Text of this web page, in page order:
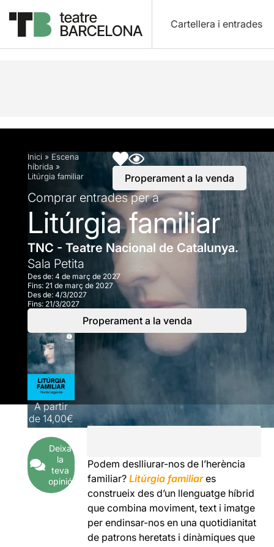
Cartellera i entrades
Descripció Horaris Fitxa artística Info
Inici » Escena
híbrida »
Litúrgia familiar
Properament a la venda
Comprar entrades per a
Litúrgia familiar
TNC - Teatre Nacional de Catalunya.
Sala Petita
Des de: 4 de març de 2027
Fins: 21 de març de 2027
Des de: 4/3/2027
Fins: 21/3/2027
Properament a la venda
A partir
de 14,00€
Deixa
la
teva
opinió
Podem deslliurar-nos de l’herència
familiar?Litúrgia familiar es
construeix des d’un llenguatge híbrid
que combina moviment, text i imatge
per endinsar-nos en una quotidianitat
de patrons heretats i dinàmiques que